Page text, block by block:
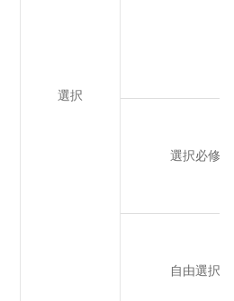
選択
選択必修
自由選択